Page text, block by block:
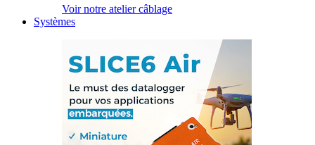
Voir notre atelier câblage
Systèmes